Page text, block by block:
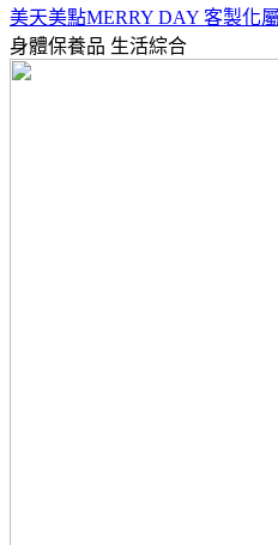
美天美點MERRY DAY 客製化
身體保養品 生活綜合